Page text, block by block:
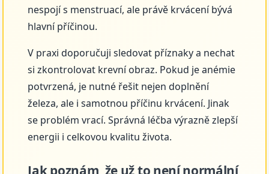
nespojí s menstruací, ale právě krvácení bývá
hlavní příčinou.
V praxi doporučuji sledovat příznaky a nechat
si zkontrolovat krevní obraz. Pokud je anémie
potvrzená, je nutné řešit nejen doplnění
železa, ale i samotnou příčinu krvácení. Jinak
se problém vrací. Správná léčba výrazně zlepší
energii i celkovou kvalitu života.
Jak poznám, že už to není normální